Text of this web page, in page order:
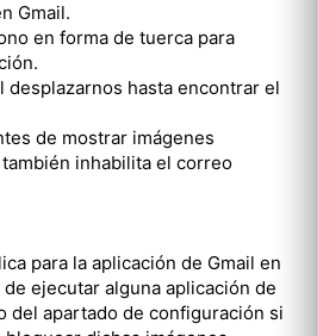
Gmail.
en forma de tuerca para
desplazarnos hasta encontrar el
de mostrar imágenes
inhabilita el correo
para la aplicación de Gmail en
ejecutar alguna aplicación de
del apartado de configuración si